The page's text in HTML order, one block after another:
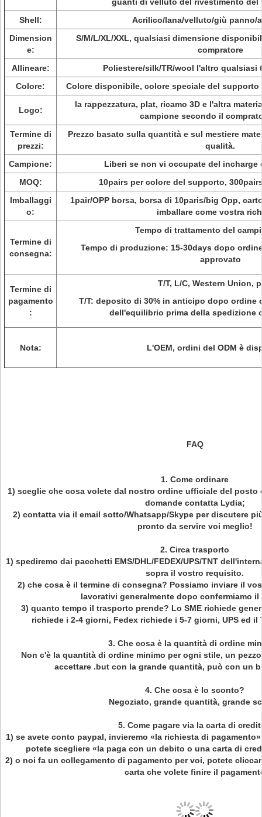
Shell:
Acrilico/lana/velluto/giù panno/
Dimension
e:
S/M/L/XL/XXL, qualsiasi dimensione
compratore
Allineare:
Poliestere/silk/TR/wool l'altro
Colore:
Colore disponibile, colore speciale del
Logo:
la rappezzatura, plat, ricamo 3D e l'altra
campione secondo il
Termine di
prezzi:
Prezzo basato sulla quantità e sul mestiere
qualità.
Campione:
Liberi se non vi occupate del incharge
MOQ:
10pairs per colore del supporto,
Imballaggi
o:
1pair/OPP borsa, borsa di 10paris/big Opp,
imballare come vostra
Termine di
consegna:
Tempo di trattamento del
Tempo di produzione: 15-30days dopo
approvato
Termine di
pagamento
:
T/T, L/C, Western Union,
T/T: deposito di 30% in anticipo dopo ordine
dell'equilibrio prima della spedizione
Nota: L'OEM, ordini del ODM è
FAQ
1. Come ordinare
1) sceglie che cosa volete dal nostro ordine ufficiale del posto
domande contatta Lydia;
2) contatta via il email sotto/Whatsapp/Skype per discutere
pronto da servire voi meglio!
2. Circa trasporto
1) spediremo dai pacchetti EMS/DHL/FEDEX/UPS/TNT
sopra il vostro requisito.
2) che cosa è il termine di consegna? Possiamo inviare il
lavorativi generalmente dopo confermiamo il
3) quanto tempo il trasporto prende? Lo SME richiede
richiede i 2-4 giorni, Fedex richiede i 5-7 giorni, UPS ed il
3. Che cosa è la quantità di ordine
Non c'è la quantità di ordine minimo per ogni stile, un
accettare .but con la grande quantità, può con un
4. Che cosa è lo sconto?
Negoziato, grande quantità, grande
5. Come pagare via la carta di
1) se avete conto paypal, invieremo «la richiesta di
potete scegliere «la paga con un debito o una carta di
2) o noi fa un collegamento di pagamento per voi, potete
carta che volete finire il